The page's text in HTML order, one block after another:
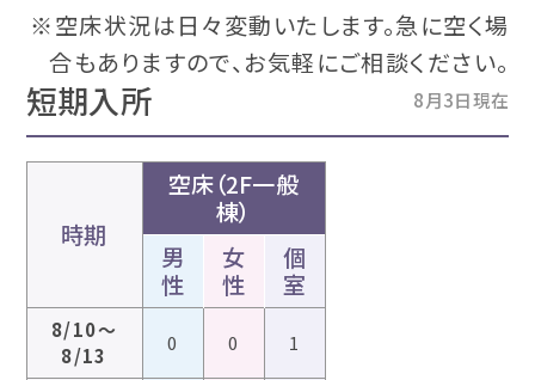
※空床状況は日々変動いたします。急に空く場
合もありますので、お気軽にご相談ください。
短期入所 8月3日現在
時期
空床（2F一般
棟）
男
性
女
性
個
室
8/10～
8/13
0 0 1